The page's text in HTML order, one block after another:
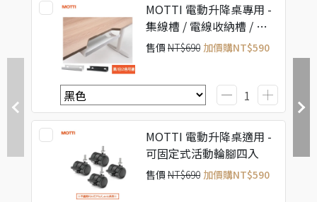
MOTTI 電動升降桌專用 -
集線槽 / 電線收納槽 / 理
線盤
售價 NT$690 加價購NT$590
MOTTI 電動升降桌適用 -
可固定式活動輪腳四入
售價 NT$690 加價購NT$590